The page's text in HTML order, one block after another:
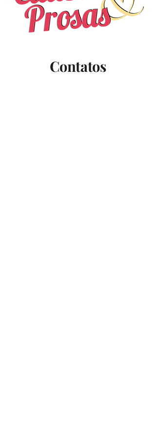
Contatos